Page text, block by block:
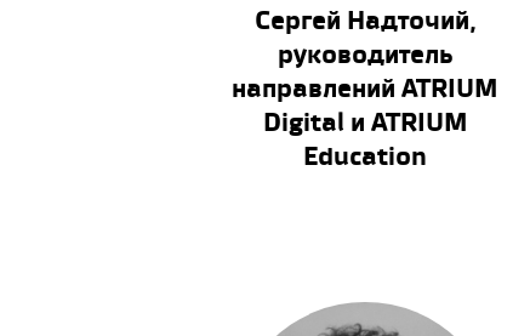
Сергей Надточий,
руководитель
направлений ATRIUM
Digital и ATRIUM
Education